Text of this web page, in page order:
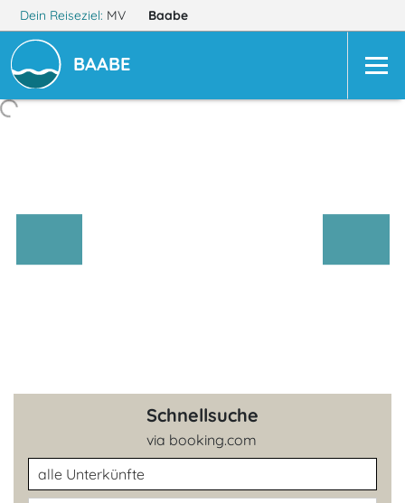
Dein Reiseziel: MV Baabe
BAABE
Schnellsuche
via booking.com
Unterkunftsart